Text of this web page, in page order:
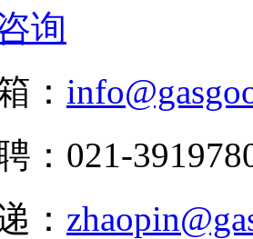
询
：
：021-
：